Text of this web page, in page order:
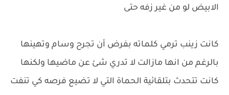
الابيض لو من غير زفه حتى
كانت زينب ترمي كلماته بفرض أن تجرح وسام وتهينها
بالرغم من انها مازالت لا تدري شئ عن ماضيها ولكنها
كانت تتحدث بتلقائية الحماة التي لا تضيع فرصه كي تنفت